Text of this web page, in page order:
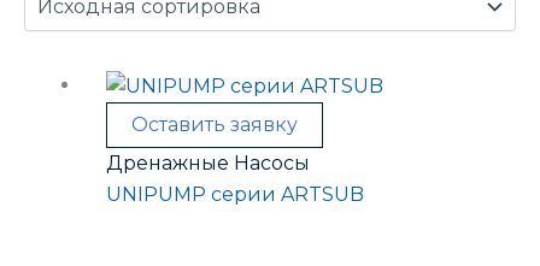
Оставить заявку
Дренажные Насосы
UNIPUMP серии ARTSUB